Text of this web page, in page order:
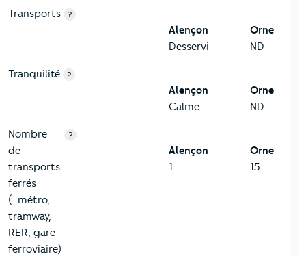
Transports ?
Alençon
Desservi
Orne
ND
Tranquilité ?
Alençon
Calme
Orne
ND
Nombre
de
transports
ferrés
(=métro,
tramway,
RER, gare
ferroviaire)
?
Alençon
1
Orne
15